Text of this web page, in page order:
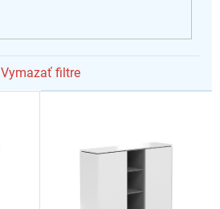
Vymazať filtre